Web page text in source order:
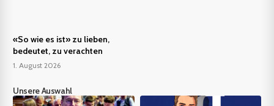
«So wie es ist» zu lieben,
bedeutet, zu verachten
1. August 2026
Unsere Auswahl